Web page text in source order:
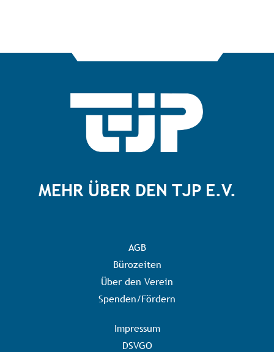
MEHR ÜBER DEN TJP E.V.
AGB
Bürozeiten
Über den Verein
Spenden/Fördern
Impressum
DSVGO